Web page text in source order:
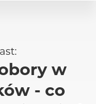
w
- co